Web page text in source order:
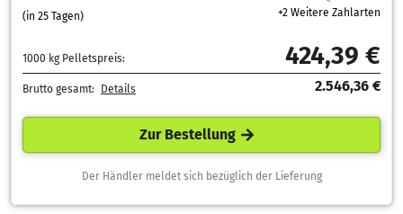
(in 25 Tagen)
+2 Weitere Zahlarten
1000 kg Pelletspreis: 424,39 €
Brutto gesamt: Details 2.546,36 €
Zur Bestellung
Der Händler meldet sich bezüglich der Lieferung